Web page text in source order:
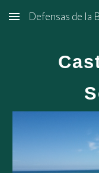
Skip to main content
Defensas de la